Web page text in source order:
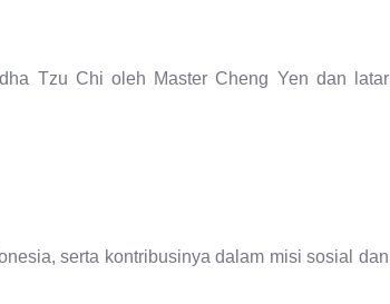
Tzu Chi oleh Master Cheng Yen dan latar
serta kontribusinya dalam misi sosial dan